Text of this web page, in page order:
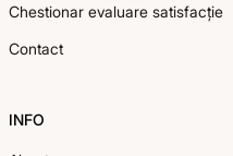
Chestionar evaluare satisfacție
Contact
INFO